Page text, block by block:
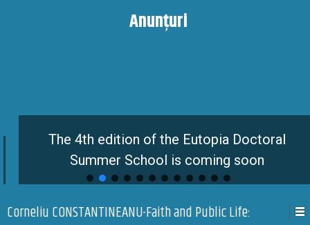
Anunțuri
The 4th edition of the Eutopia Doctoral
Summer School is coming soon
Corneliu CONSTANTINEANU-Faith and Public Life: